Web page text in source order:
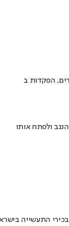
ולפתח אותו
התעשייה